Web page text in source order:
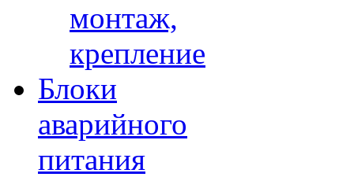
монтаж,
крепление
Блоки
аварийного
питания